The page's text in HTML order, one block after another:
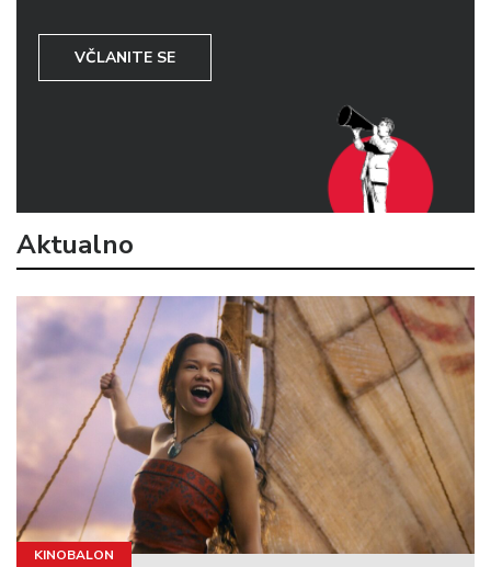
VČLANITE SE
Aktualno
KINOBALON